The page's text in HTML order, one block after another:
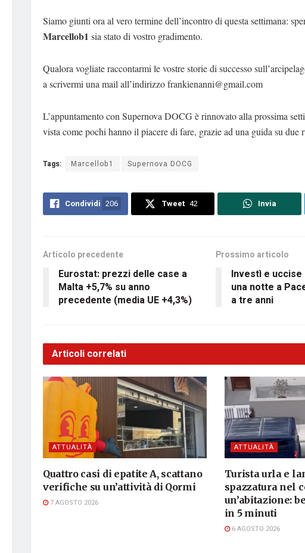
Siamo giunti ora al vero termine dell’incontro di questa settimana:
Marcellob1 sia stato di vostro gradimento.
Qualora vogliate raccontarmi le vostre storie di successo
a scrivermi una mail all’indirizzofrankienanni@gmail.com
L’appuntamento con Supernova DOCG è rinnovato alla prossima
vista come pochi hanno il piacere di fare, grazie ad una guida su due
Tags: Marcellob1 Supernova DOCG
Condividi 206 Tweet 42 Invia
Articolo precedente
Eurostat: prezzi delle case a
Malta +5,7% su anno
precedente (media UE +4,3%)
Prossimo articolo
Investì e
una notte a
a tre anni
Articoli correlati
ATTUALITÀ
Quattro casi di epatite A, scattano
verifiche su un’attività di Qormi
7 AGOSTO 2026
ATTUALITÀ
Turista urla e
spazzatura nel
un’abitazione:
in 5 minuti
6 AGOSTO 2026